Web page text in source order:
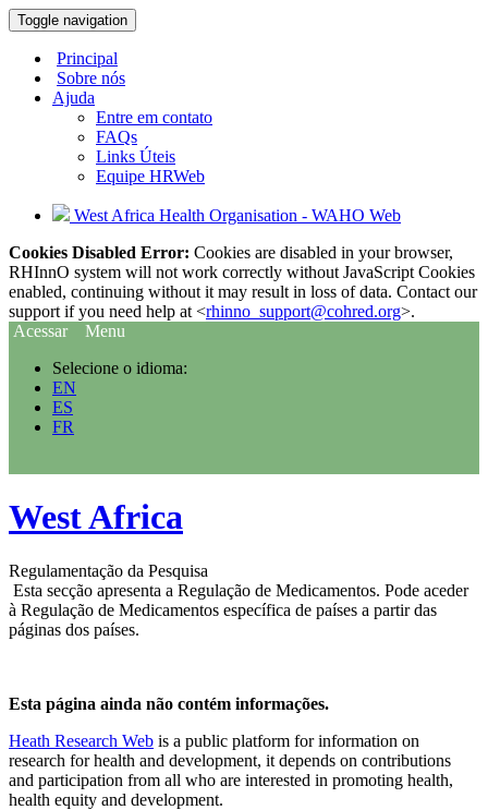
Toggle navigation
Principal
Sobre nós
Ajuda
Entre em contato
FAQs
Links Úteis
Equipe HRWeb
West Africa Health Organisation - WAHO Web
Cookies Disabled Error: Cookies are disabled in your browser,
RHInnO system will not work correctly without JavaScript Cookies
enabled, continuing without it may result in loss of data. Contact our
support if you need help at <rhinno_support@cohred.org>.
Acessar
Menu
Selecione o idioma:
EN
ES
FR
West Africa
Regulamentação da Pesquisa
Esta secção apresenta a Regulação de Medicamentos. Pode aceder
à Regulação de Medicamentos específica de países a partir das
páginas dos países.
Esta página ainda não contém informações.
Heath Research Web is a public platform for information on
research for health and development, it depends on contributions
and participation from all who are interested in promoting health,
health equity and development.